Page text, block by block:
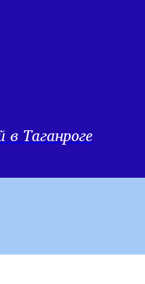
Таганроге